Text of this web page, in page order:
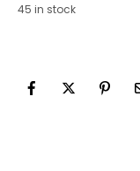
45 in stock